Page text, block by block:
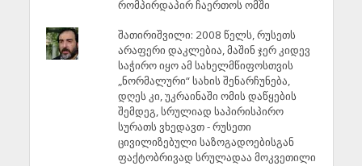
რომპირდაპირ ჩაერთოს ომში
შათირიშვილი: 2008 წელს, რუსეთს
არაფერი დაკლებია, მაშინ ჯერ კიდევ
საჭირო იყო ამ სახელმწიფოსთვის
„ნორმალური“ სახის შენარჩუნება,
დღეს კი, უკრაინაში ომის დაწყების
შემდეგ, სრულიად საპირისპირო
სურათს ვხედავთ - რუსეთი
ცივილიზებული საზოგადოებისგან
ფაქტობრივად სრულადაა მოკვეთილი